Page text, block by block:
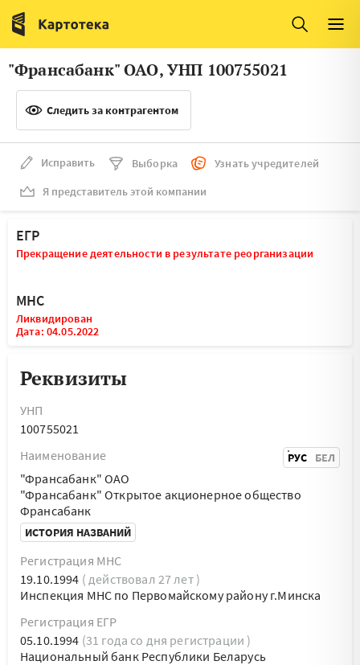
Италия
Люксембург
Литва
Нидерланды
"Франсабанк" ОАО, УНП 100755021
Следить за контрагентом
Исправить Выборка
Узнать учредителей
Я представитель этой компании
ЕГР
Прекращение деятельности в результате реорганизации
МНС
Ликвидирован
Дата: 04.05.2022
Реквизиты
УНП
100755021
Наименование
РУС БЕЛ
"Франсабанк" ОАО
"Франсабанк" Открытое акционерное общество
Франсабанк
ИСТОРИЯ НАЗВАНИЙ
Регистрация МНС
19.10.1994 ( действовал 27 лет )
Инспекция МНС по Первомайскому району г.Минска
Регистрация ЕГР
05.10.1994 (31 года со дня регистрации )
Национальный банк Республики Беларусь